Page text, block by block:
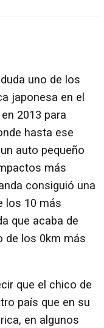
uno de los
japonesa en el
2013 para
hasta ese
auto pequeño
más
consiguió una
los 10 más
que acaba de
de los 0km más
que el chico de
país que en su
en algunos